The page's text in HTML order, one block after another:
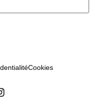
Cookies